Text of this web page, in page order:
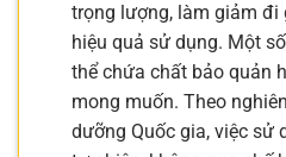
trọng lượng, làm giảm đi
hiệu quả sử dụng. Một
thể chứa chất bảo quản
mong muốn. Theo
dưỡng Quốc gia, việc sử